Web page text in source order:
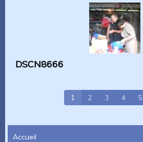
DSCN8666
1 2 3 4 5
Accueil